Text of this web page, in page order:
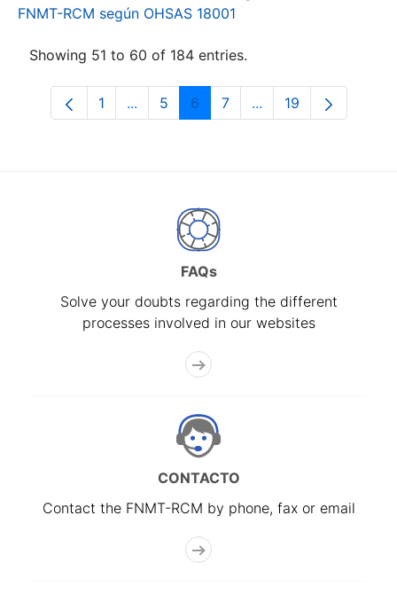
FNMT-RCM según OHSAS 18001
Showing 51 to 60 of 184 entries.
Page
1 ...Intermediate Pages Use TAB to
Page
5 Page
6 Page
7 ...Intermediate Pages
Page
19
FAQs
Solve your doubts regarding the different
processes involved in our websites
CONTACTO
Contact the FNMT-RCM by phone, fax or email